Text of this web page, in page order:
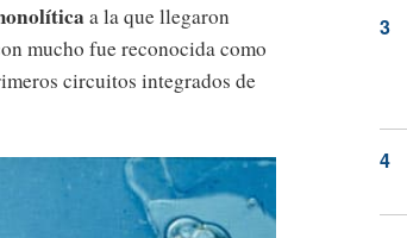
a la que llegaron
mucho fue reconocida como
circuitos integrados de